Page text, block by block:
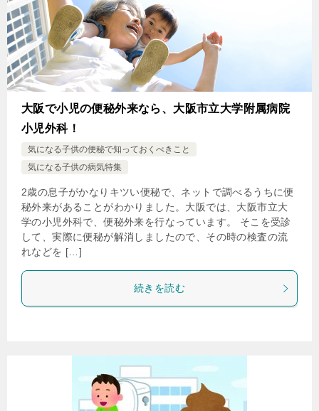
大阪で小児の便秘外来なら、大阪市立大学附属病院
小児外科！
気になる子供の便秘で知っておくべきこと
気になる子供の病気特集
2歳の息子がかなりキツい便秘で、ネットで調べるうちに便
秘外来があることがわかりました。大阪では、大阪市立大
学の小児外科で、便秘外来を行なっています。 そこを受診
して、実際に便秘が解消しましたので、その時の検査の流
れなどを […]
続きを読む